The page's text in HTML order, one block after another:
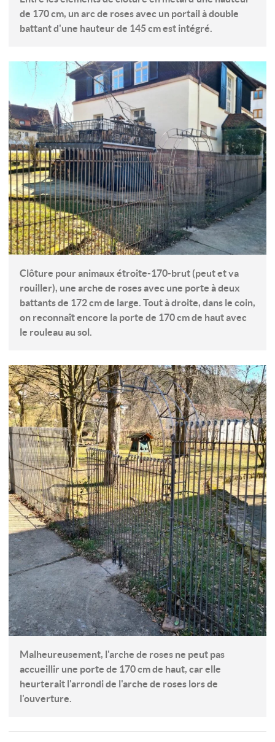
de 170 cm, un arc de roses avec un portail à double
battant d'une hauteur de 145 cm est intégré.
Clôture pour animaux étroite-170-brut (peut et va
rouiller), une arche de roses avec une porte à deux
battants de 172 cm de large. Tout à droite, dans le coin,
on reconnaît encore la porte de 170 cm de haut avec
le rouleau au sol.
Malheureusement, l'arche de roses ne peut pas
accueillir une porte de 170 cm de haut, car elle
heurterait l'arrondi de l'arche de roses lors de
l'ouverture.